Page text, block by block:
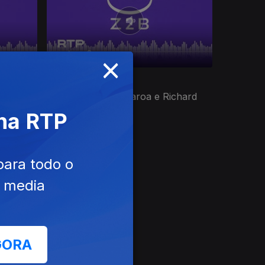
27 abr. 2026
Rafael Toral (II), Garoa e Richard
Azul
×
RTP
todo o